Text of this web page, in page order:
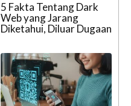
5 Fakta Tentang Dark
Web yang Jarang
Diketahui, Diluar Dugaan